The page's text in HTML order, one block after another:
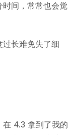
间，常常也会觉
长难免失了细
在 4.3 拿到了我的